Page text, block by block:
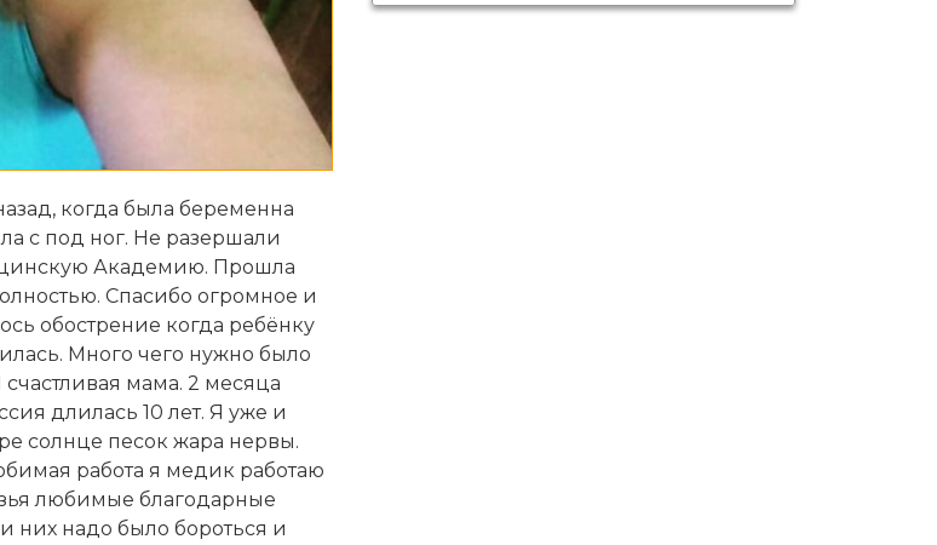
когда была беременна
с под ног. Не разершали
Академию. Прошла
Спасибо огромное и
обострение когда ребёнку
Много чего нужно было
мама. 2 месяца
длилась 10 лет. Я уже и
солнце песок жара нервы.
работа я медик работаю
любимые благодарные
надо было бороться и